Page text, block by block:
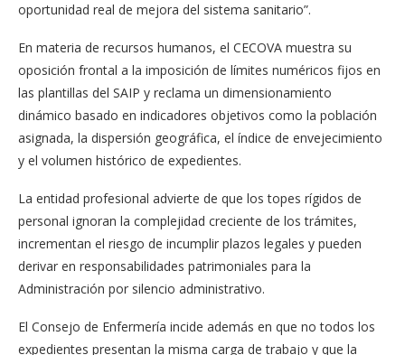
oportunidad real de mejora del sistema sanitario”.
En materia de recursos humanos, el CECOVA muestra su
oposición frontal a la imposición de límites numéricos fijos en
las plantillas del SAIP y reclama un dimensionamiento
dinámico basado en indicadores objetivos como la población
asignada, la dispersión geográfica, el índice de envejecimiento
y el volumen histórico de expedientes.
La entidad profesional advierte de que los topes rígidos de
personal ignoran la complejidad creciente de los trámites,
incrementan el riesgo de incumplir plazos legales y pueden
derivar en responsabilidades patrimoniales para la
Administración por silencio administrativo.
El Consejo de Enfermería incide además en que no todos los
expedientes presentan la misma carga de trabajo y que la